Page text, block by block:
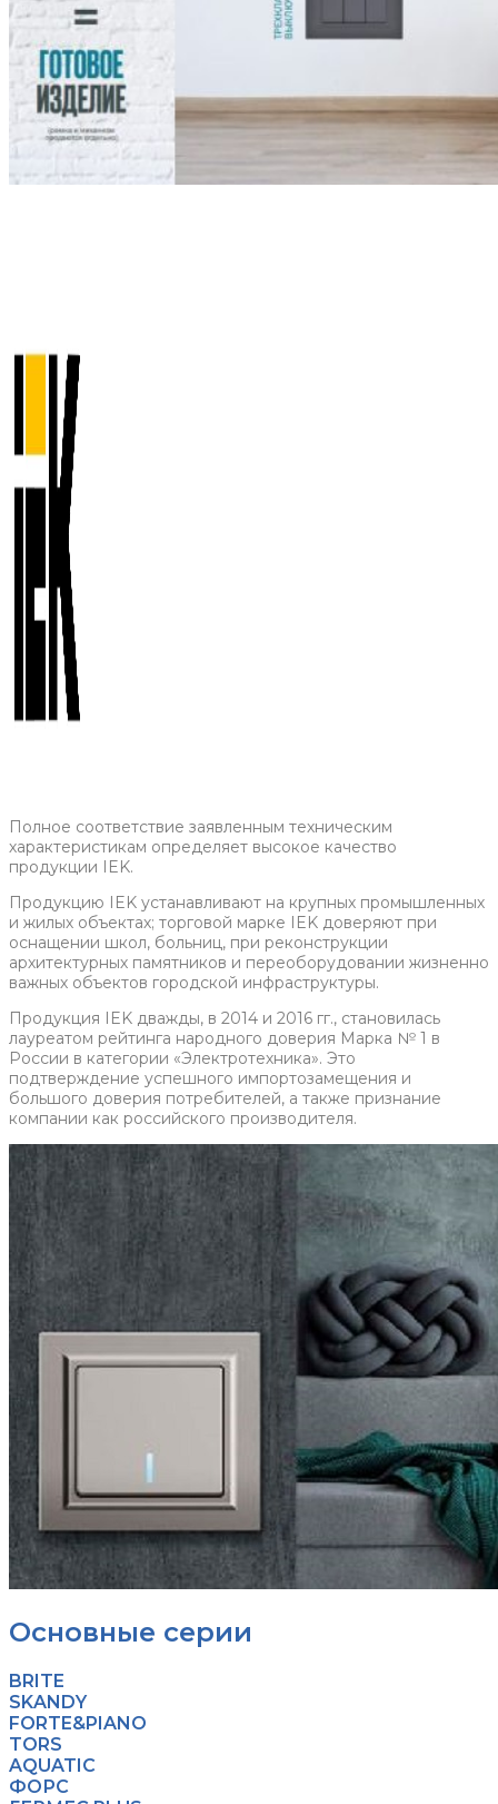
Полное соответствие заявленным техническим
характеристикам определяет высокое качество
продукции IEK.
Продукцию IEK устанавливают на крупных промышленных
и жилых объектах; торговой марке IEK доверяют при
оснащении школ, больниц, при реконструкции
архитектурных памятников и переоборудовании жизненно
важных объектов городской инфраструктуры.
Продукция IEK дважды, в 2014 и 2016 гг., становилась
лауреатом рейтинга народного доверия Марка № 1 в
России в категории «Электротехника». Это
подтверждение успешного импортозамещения и
большого доверия потребителей, а также признание
компании как российского производителя.
Основные серии
BRITE
SKANDY
FORTE&PIANO
TORS
AQUATIC
ФОРС